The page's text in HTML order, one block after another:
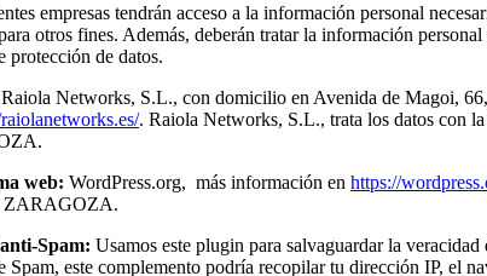
empresas tendrán acceso a la información personal
otros fines. Además, deberán tratar la información
protección de datos.
Raiola Networks, S.L., con domicilio en Avenida de Magoi,
. Raiola Networks, S.L., trata los datos con
web: WordPress.org, más información en https://
Spam: Usamos este plugin para salvaguardar la
Spam, este complemento podría recopilar tu dirección IP, el